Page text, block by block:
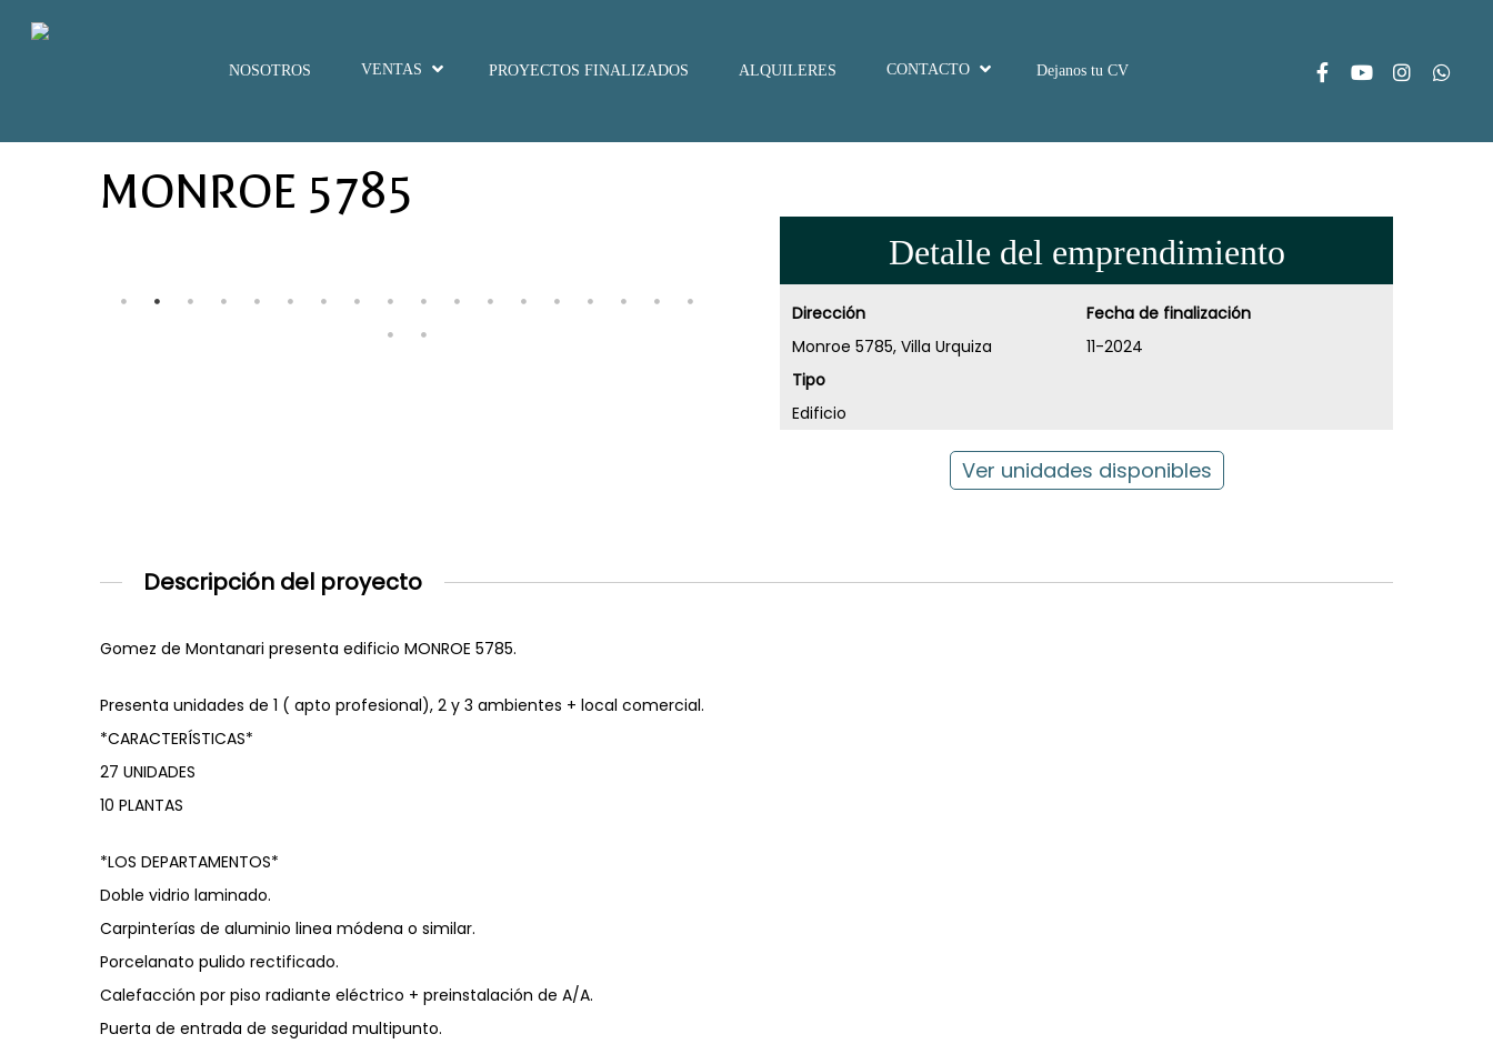
NOSOTROS VENTAS PROYECTOS FINALIZADOS ALQUILERES CONTACTO Dejanos tu CV
MONROE 5785
Detalle del emprendimiento
Dirección
Monroe 5785, Villa Urquiza
Tipo
Edificio
Fecha de finalización
11-2024
Ver unidades disponibles
Descripción del proyecto
Gomez de Montanari presenta edificio MONROE 5785.
Presenta unidades de 1 ( apto profesional), 2 y 3 ambientes + local comercial.
*CARACTERÍSTICAS*
27 UNIDADES
10 PLANTAS
*LOS DEPARTAMENTOS*
Doble vidrio laminado.
Carpinterías de aluminio linea módena o similar.
Porcelanato pulido rectificado.
Calefacción por piso radiante eléctrico + preinstalación de A/A.
Puerta de entrada de seguridad multipunto.